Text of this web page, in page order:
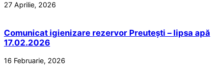
27 Aprilie, 2026
Comunicat igienizare rezervor Preutești – lipsa apă
17.02.2026
16 Februarie, 2026